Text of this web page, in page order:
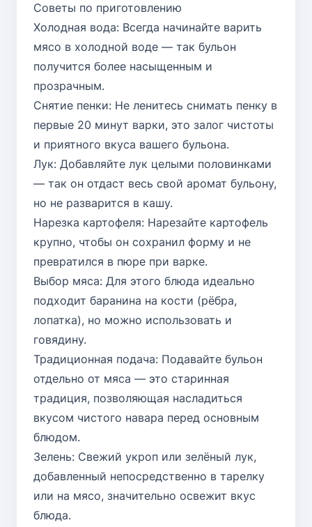
Советы по приготовлению
Холодная вода: Всегда начинайте варить
мясо в холодной воде — так бульон
получится более насыщенным и
прозрачным.
Снятие пенки: Не ленитесь снимать пенку в
первые 20 минут варки, это залог чистоты
и приятного вкуса вашего бульона.
Лук: Добавляйте лук целыми половинками
— так он отдаст весь свой аромат бульону,
но не разварится в кашу.
Нарезка картофеля: Нарезайте картофель
крупно, чтобы он сохранил форму и не
превратился в пюре при варке.
Выбор мяса: Для этого блюда идеально
подходит баранина на кости (рёбра,
лопатка), но можно использовать и
говядину.
Традиционная подача: Подавайте бульон
отдельно от мяса — это старинная
традиция, позволяющая насладиться
вкусом чистого навара перед основным
блюдом.
Зелень: Свежий укроп или зелёный лук,
добавленный непосредственно в тарелку
или на мясо, значительно освежит вкус
блюда.